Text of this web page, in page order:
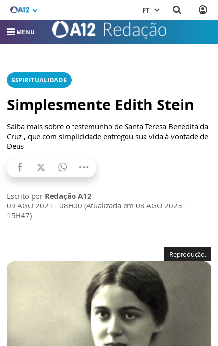
PT
MENU
ESPIRITUALIDADE
Simplesmente Edith Stein
Saiba mais sobre o testemunho de Santa Teresa Benedita da
Cruz , que com simplicidade entregou sua vida à vontade de
Deus
Escrito por Redação A12
09 AGO 2021 - 08H00 (Atualizada em 08 AGO 2023 -
15H47)
Reprodução.